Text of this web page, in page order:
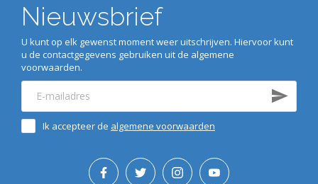
Nieuwsbrief
U kunt op elk gewenst moment weer uitschrijven. Hiervoor kunt
u de contactgegevens gebruiken uit de algemene
voorwaarden.
Ik accepteer de algemene voorwaarden